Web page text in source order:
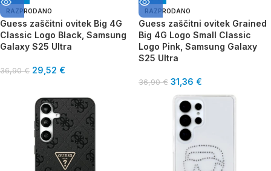
RAZPRODANO
Guess zaščitni ovitek Big 4G
Classic Logo Black, Samsung
Galaxy S25 Ultra
36,90€ 29,52 €
RAZPRODANO
Guess zaščitni ovitek Grained
Big 4G Logo Small Classic
Logo Pink, Samsung Galaxy
S25 Ultra
36,90€ 31,36 €